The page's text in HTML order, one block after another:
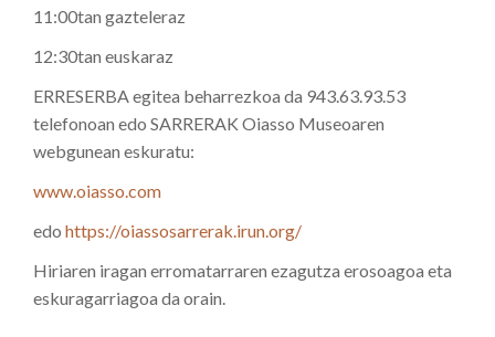
11:00tan gazteleraz
12:30tan euskaraz
ERRESERBA egitea beharrezkoa da 943.63.93.53
telefonoan edo SARRERAK Oiasso Museoaren
webgunean eskuratu:
www.oiasso.com
edo https://oiassosarrerak.irun.org/
Hiriaren iragan erromatarraren ezagutza erosoagoa eta
eskuragarriagoa da orain.